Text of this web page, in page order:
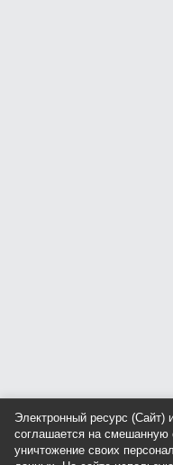
Электронный ресурс (Сайт)
соглашается на смешанную
уничтожение своих